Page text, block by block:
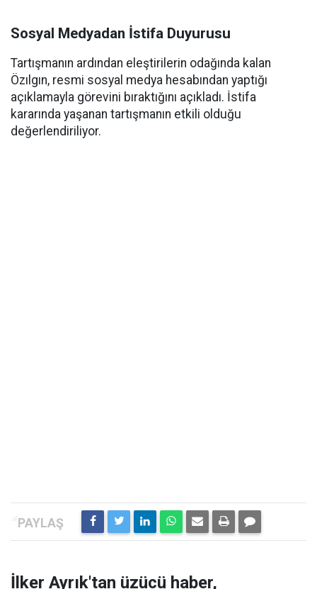
Sosyal Medyadan İstifa Duyurusu
Tartışmanın ardından eleştirilerin odağında kalan
Özılgın, resmi sosyal medya hesabından yaptığı
açıklamayla görevini bıraktığını açıkladı. İstifa
kararında yaşanan tartışmanın etkili olduğu
değerlendiriliyor.
İlker Ayrık'tan üzücü haber,